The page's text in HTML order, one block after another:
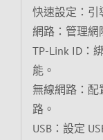
快速設定：引
網路：管理網
TP-Link ID：
能。
無線網路：配
路。
USB：設定